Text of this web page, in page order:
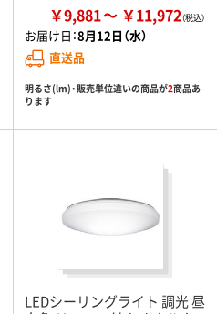
￥9,881 ￥11,972
お届け日：8月12日（水）
直送品
明るさ(lm)・販売単位違いの商品が2商品あ
ります
LEDシーリングライト 調光 昼